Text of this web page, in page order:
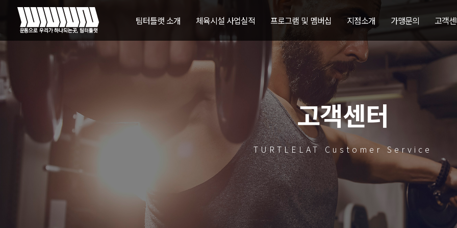
팀터틀랫 소개 체육시설 사업실적 프로그램 및 멤버십 지점소개 가맹문의 고객
고객센터
TURTLELAT Customer Service